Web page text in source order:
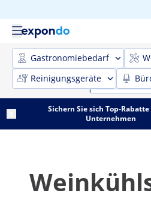
Gastronomiebedarf
Reinigungsgeräte
Sichern Sie sich Top-
Unternehmen